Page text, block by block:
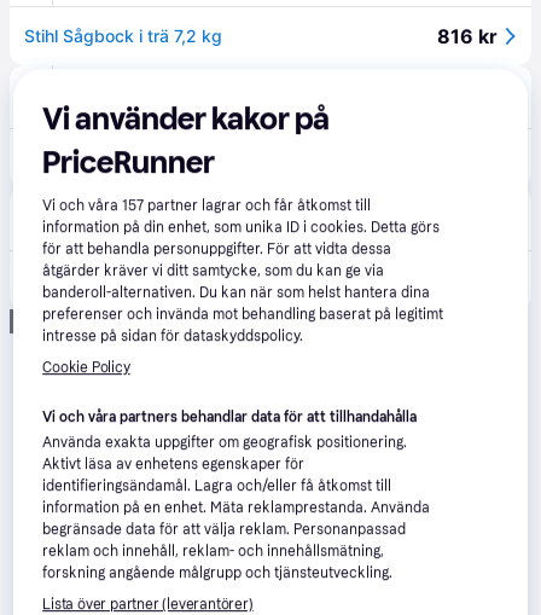
Stihl Sågbock i trä 7,2 kg 816 kr
Lägst pris ·89 kr frakt, 1-2 dagar
Stihl Sågbock i trä 7,2 kg
Skog&Cykel.se
STIHL Sågbock i trä
Annons
Vi använder kakor på
PriceRunner
Vi och våra157 partner lagrar och får åtkomst till
information på din enhet, som unika ID i cookies. Detta görs
för att behandla personuppgifter. För att vidta dessa
åtgärder kräver vi ditt samtycke, som du kan ge via
banderoll-alternativen. Du kan när som helst hantera dina
preferenser och invända mot behandling baserat på legitimt
intresse på sidan för dataskyddspolicy.
Cookie Policy
Vi och våra partners behandlar data för att tillhandahålla
Använda exakta uppgifter om geografisk positionering.
Aktivt läsa av enhetens egenskaper för
identifieringsändamål. Lagra och/eller få åtkomst till
information på en enhet. Mäta reklamprestanda. Använda
begränsade data för att välja reklam. Personanpassad
reklam och innehåll, reklam- och innehållsmätning,
forskning angående målgrupp och tjänsteutveckling.
Lista över partner (leverantörer)